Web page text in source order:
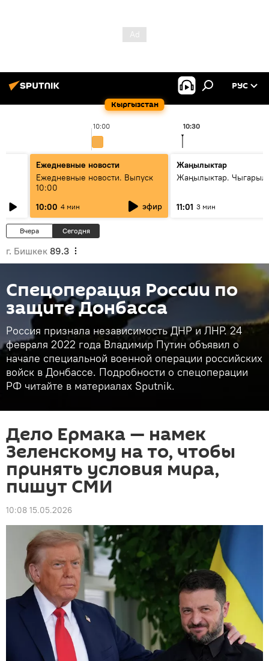
Кыргызстан
РУС
10:00 10:30
Ежедневные новости
Ежедневные новости. Выпуск
10:00
10:00 4 мин эфир
Жаңылыктар
Жаңылыктар.
11:01 3 мин
Вчера Сегодня
г. Бишкек 89.3
Спецоперация России по
защите Донбасса
Россия признала независимость ДНР и ЛНР. 24
февраля 2022 года Владимир Путин объявил о
начале специальной военной операции российских
войск в Донбассе. Подробности о спецоперации
РФ читайте в материалах Sputnik.
Дело Ермака — намек
Зеленскому на то, чтобы
принять условия мира,
пишут СМИ
10:08 15.05.2026